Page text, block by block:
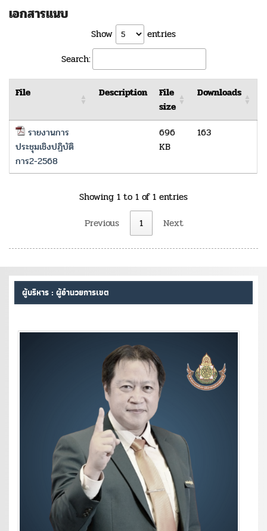
เอกสารแนบ
Show
entries
Search:
File Description
File
size
Downloads
รายงานการ
ประชุมเชิงปฏิบัติ
การ2-2568
696
KB
163
Showing 1 to 1 of 1 entries
Previous
1 Next
ผู้บริหาร : ผู้อำนวยการเขต